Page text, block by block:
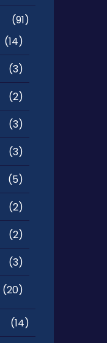
(91)
(14)
(3)
(2)
(3)
(3)
(5)
(2)
(2)
(3)
(20)
(14)